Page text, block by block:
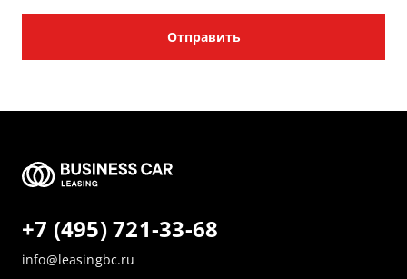
Отправить
+7 (495) 721-33-68
info@leasingbc.ru